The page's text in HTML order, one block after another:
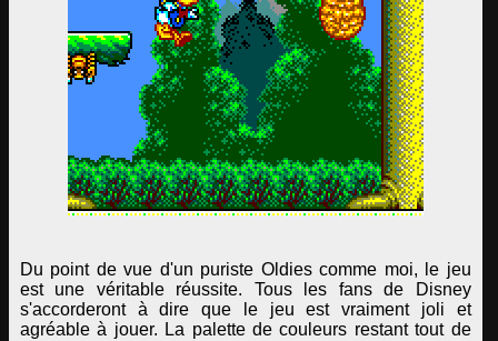
Du point de vue d'un puriste Oldies comme moi, le jeu
est une véritable réussite. Tous les fans de Disney
s'accorderont à dire que le jeu est vraiment joli et
agréable à jouer. La palette de couleurs restant tout de